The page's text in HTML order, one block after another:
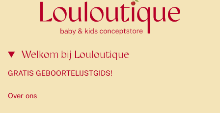
Welkom bij Louloutique
GRATIS GEBOORTELIJSTGIDS!
Over ons